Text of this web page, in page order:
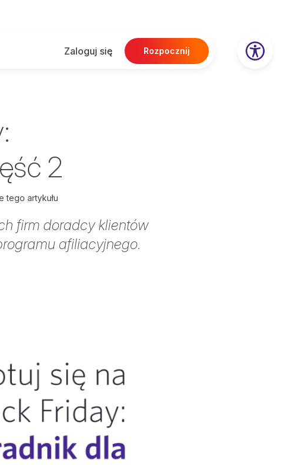
Zaloguj się Rozpocznij
2
tego artykułu
firm doradcy klientów
afiliacyjnego.